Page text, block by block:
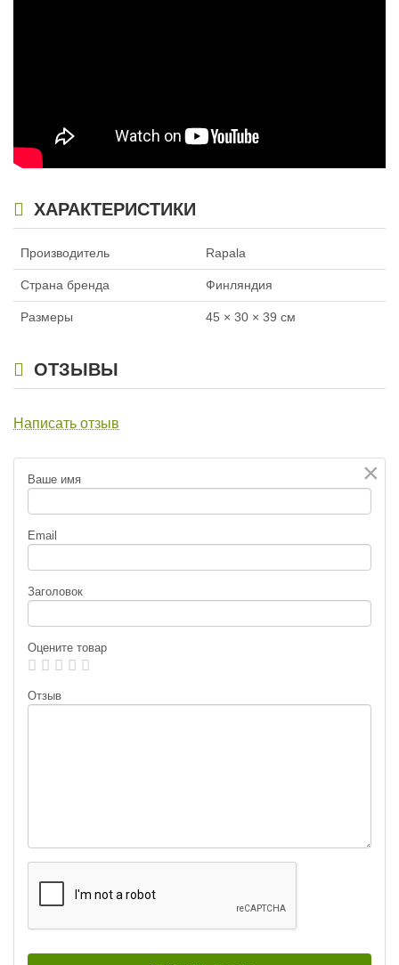
ХАРАКТЕРИСТИКИ
Производитель Rapala
Страна бренда Финляндия
Размеры 45 × 30 × 39 см
ОТЗЫВЫ
Написать отзыв
×
Ваше имя
Email
Заголовок
Оцените товар
Отзыв